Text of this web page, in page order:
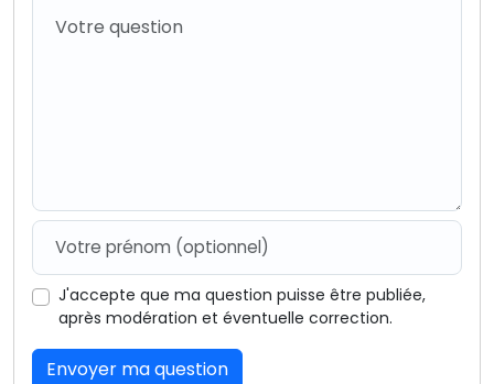
J'accepte que ma question puisse être publiée,
après modération et éventuelle correction.
Envoyer ma question